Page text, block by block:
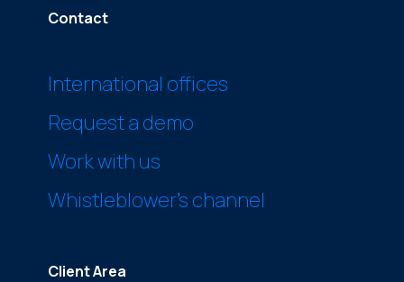
Contact
International offices
Request a demo
Work with us
Whistleblower’s channel
Client Area